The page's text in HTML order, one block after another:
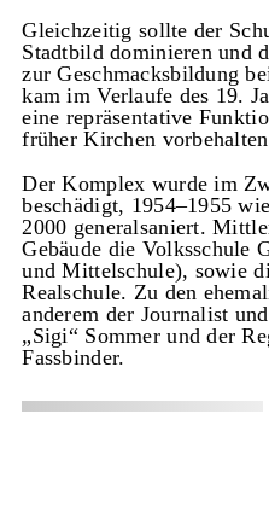
Gleichzeitig sollte der
Stadtbild dominieren und
zur Geschmacksbildung
kam im Verlaufe des 19.
eine repräsentative
früher Kirchen
Der Komplex wurde im
beschädigt, 1954–1955
2000 generalsaniert.
Gebäude die Volksschule
und Mittelschule), sowie
Realschule. Zu den
anderem der Journalist
„Sigi“ Sommer und der
Fassbinder.